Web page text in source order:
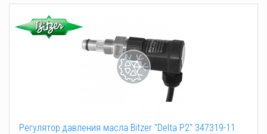
Регулятор давления масла Bitzer "Delta P2" 347319-11